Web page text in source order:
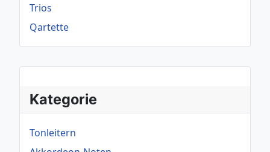
Kategorie
Tonleitern
Trios
Qartette